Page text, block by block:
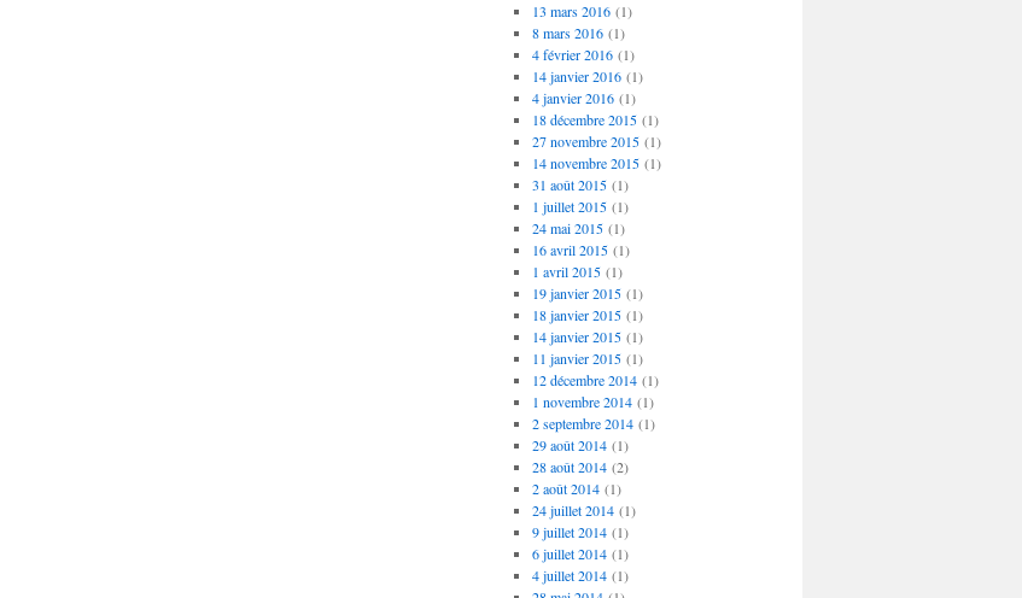
13 mars 2016(1)
8 mars 2016(1)
4 février 2016(1)
14 janvier 2016(1)
4 janvier 2016(1)
18 décembre 2015(1)
27 novembre 2015(1)
14 novembre 2015(1)
31 août 2015(1)
1 juillet 2015(1)
24 mai 2015(1)
16 avril 2015(1)
1 avril 2015(1)
19 janvier 2015(1)
18 janvier 2015(1)
14 janvier 2015(1)
11 janvier 2015(1)
12 décembre 2014(1)
1 novembre 2014(1)
2 septembre 2014(1)
29 août 2014(1)
28 août 2014(2)
2 août 2014(1)
24 juillet 2014(1)
9 juillet 2014(1)
6 juillet 2014(1)
4 juillet 2014(1)